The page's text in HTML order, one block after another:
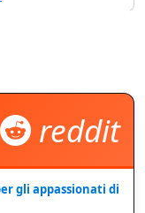
reddit
gli appassionati di